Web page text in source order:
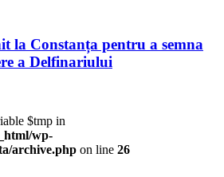
la Constanța pentru a semna
a Delfinariului
$tmp in
wp-
archive.php on line 26